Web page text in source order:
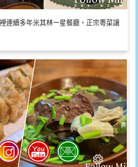
連續多年米其林一星餐廳，正宗粵菜讓